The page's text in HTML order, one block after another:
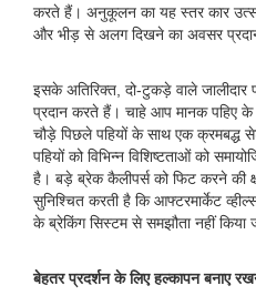
करते हैं। अनुकूलन का यह स्तर कार
और भीड़ से अलग दिखने का अवसर
इसके अतिरिक्त, दो-टुकड़े वाले
प्रदान करते हैं। चाहे आप मानक पहिए के
चौड़े पिछले पहियों के साथ एक क्रमबद्ध
पहियों को विभिन्न विशिष्टताओं को
है। बड़े ब्रेक कैलीपर्स को फिट करने की
सुनिश्चित करती है कि आफ्टरमार्केट
के ब्रेकिंग सिस्टम से समझौता नहीं किया
बेहतर प्रदर्शन के लिए हल्कापन बनाए